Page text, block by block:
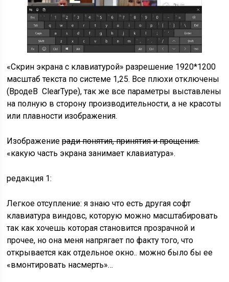
«Скрин экрана с клавиатурой» разрешение 1920*1200
масштаб текста по системе 1,25. Все плюхи отключены
(ВродеВ ClearType), так же все параметры выставлены
на полную в сторону производительности, а не красоты
или плавности изображения.
Изображениеради понятия, принятия и прощения.
«какую часть экрана занимает клавиатура».
редакция 1:
Легкое отсупление: я знаю что есть другая софт
клавиатура виндовс, которую можно масштабировать
так как хочешь которая становится прозрачной и
прочее, но она меня напрягает по факту того, что
открывается как отдельное окно.. можно было бы ее
«вмонтировать насмерть»…